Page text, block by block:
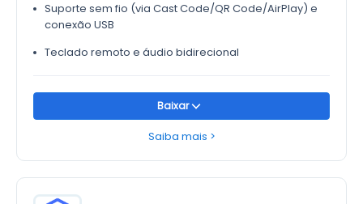
Suporte sem fio (via Cast Code/QR Code/AirPlay) e
conexão USB
Teclado remoto e áudio bidirecional
Baixar
Saiba mais >